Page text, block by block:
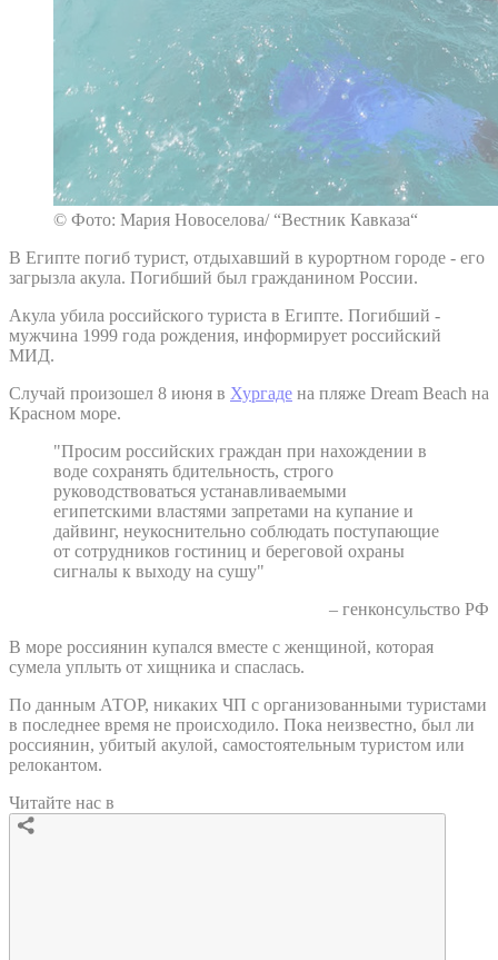
© Фото: Мария Новоселова/ “Вестник Кавказа“
В Египте погиб турист, отдыхавший в курортном городе - его
загрызла акула. Погибший был гражданином России.
Акула убила российского туриста в Египте. Погибший -
мужчина 1999 года рождения, информирует российский
МИД.
Случай произошел 8 июня в Хургаде на пляже Dream Beach на
Красном море.
"Просим российских граждан при нахождении в
воде сохранять бдительность, строго
руководствоваться устанавливаемыми
египетскими властями запретами на купание и
дайвинг, неукоснительно соблюдать поступающие
от сотрудников гостиниц и береговой охраны
сигналы к выходу на сушу"
– генконсульство РФ
В море россиянин купался вместе с женщиной, которая
сумела уплыть от хищника и спаслась.
По данным АТОР, никаких ЧП с организованными туристами
в последнее время не происходило. Пока неизвестно, был ли
россиянин, убитый акулой, самостоятельным туристом или
релокантом.
Читайте нас в